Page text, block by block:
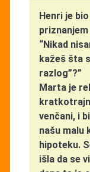
Henri je
“Nikad
kažeš šta
razlog”?”
Marta je
venčani, i
našu malu
hipoteku.
išla da se